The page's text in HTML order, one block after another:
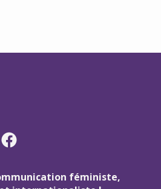
Facebook
féministe,